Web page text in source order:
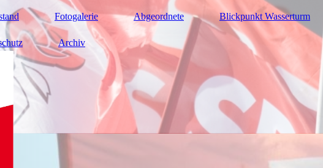
Fotogalerie Abgeordnete Blickpunkt Wasserturm
Archiv